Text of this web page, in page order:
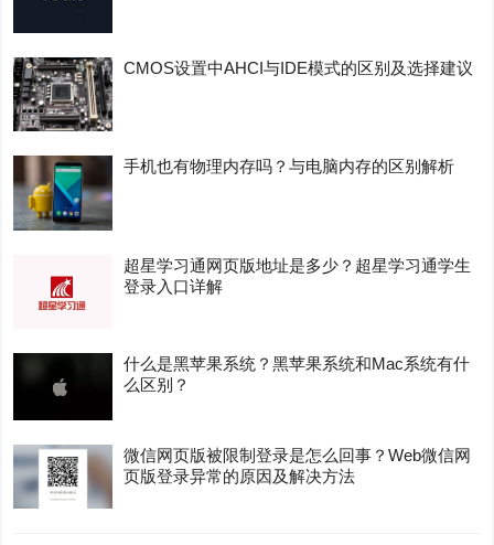
CMOS设置中AHCI与IDE模式的区别及选择建议
手机也有物理内存吗？与电脑内存的区别解析
超星学习通网页版地址是多少？超星学习通学生
登录入口详解
什么是黑苹果系统？黑苹果系统和Mac系统有什
么区别？
微信网页版被限制登录是怎么回事？Web微信网
页版登录异常的原因及解决方法